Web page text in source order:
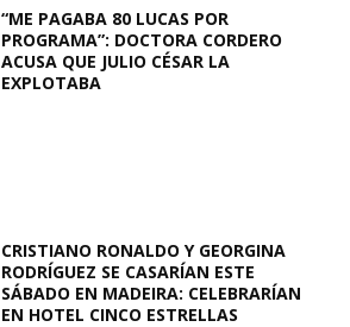
“ME PAGABA 80 LUCAS POR
PROGRAMA”: DOCTORA CORDERO
ACUSA QUE JULIO CÉSAR LA
EXPLOTABA
CRISTIANO RONALDO Y GEORGINA
RODRÍGUEZ SE CASARÍAN ESTE
SÁBADO EN MADEIRA: CELEBRARÍAN
EN HOTEL CINCO ESTRELLAS